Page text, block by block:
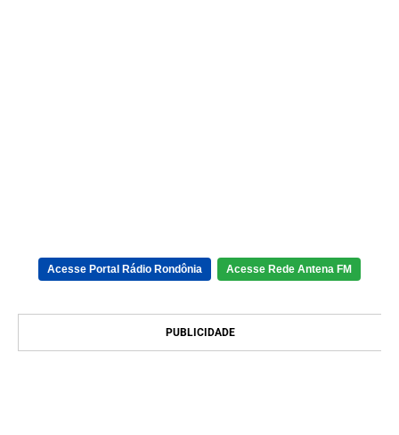
Acesse Portal Rádio Rondônia Acesse Rede Antena FM
PUBLICIDADE